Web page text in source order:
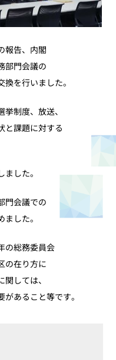
報告、内閣
部門会議の
を行いました。
制度、放送、
と課題に対する
した。
門会議での
した。
の総務委員会
の在り方に
しては、
あること等です。